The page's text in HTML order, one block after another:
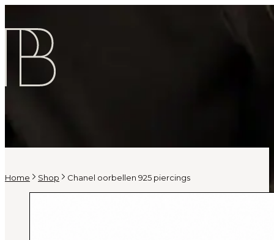
Home Shop Chanel oorbellen 925 piercings